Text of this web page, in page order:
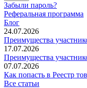
Забыли пароль?
Реферальная программа
Блог
24.07.2026
Преимущества
17.07.2026
Преимущества
07.07.2026
Как попасть в Реестр
Все статьи